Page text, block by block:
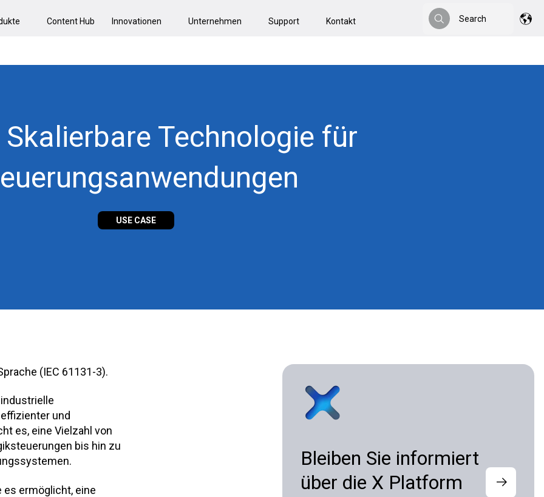
Content Hub Innovationen Unternehmen Support Kontakt
Search
Search
Skalierbare Technologie für
USE CASE
(IEC 61131-3).
und
es, eine Vielzahl von
bis hin zu
es ermöglicht, eine
Bleiben Sie informiert
über die X Platform